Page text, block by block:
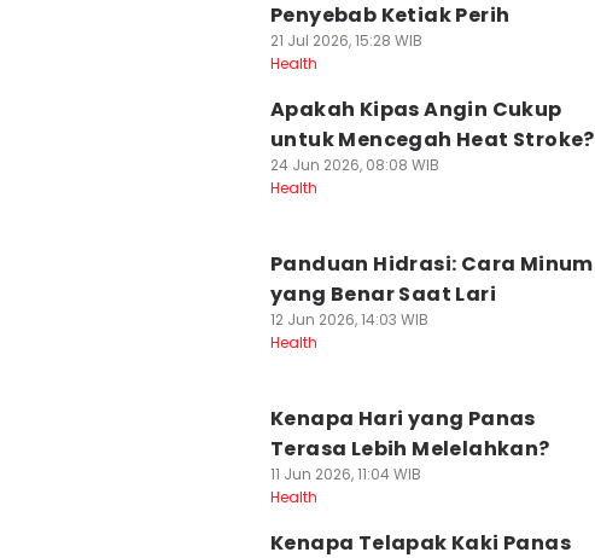
Penyebab Ketiak Perih
21 Jul 2026, 15:28 WIB
Health
Apakah Kipas Angin Cukup
untuk Mencegah Heat Stroke?
24 Jun 2026, 08:08 WIB
Health
Panduan Hidrasi: Cara Minum
yang Benar Saat Lari
12 Jun 2026, 14:03 WIB
Health
Kenapa Hari yang Panas
Terasa Lebih Melelahkan?
11 Jun 2026, 11:04 WIB
Health
Kenapa Telapak Kaki Panas